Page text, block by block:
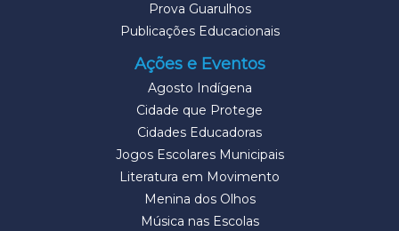
Prova Guarulhos
Publicações Educacionais
Ações e Eventos
Agosto Indígena
Cidade que Protege
Cidades Educadoras
Jogos Escolares Municipais
Literatura em Movimento
Menina dos Olhos
Música nas Escolas